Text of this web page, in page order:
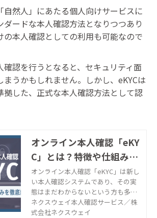
自然人」にあたる個人向けサービスに
ダードな本人確認方法となりつつあり
の本人確認としての利用も可能なので
確認を行うとなると、セキュリティ面
まうかもしれません。しかし、eKYCは
拠した、正式な本人確認方法として認
オンライン本人確認「eKY
C」とは？特徴や仕組みを
徹底解説｜株式会社ネクス
ウェイ
オンライン本人確認「eKYC」は新し
い本人確認システムであり、その実
態はまだわからないという方も多い
でしょう。そんなeKYCの仕組みから
メリット、安全性、導入のポイント
ネクスウェイ本人確認サービス／株
式会社ネクスウェイ